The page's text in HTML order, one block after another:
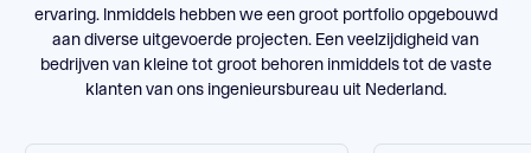
ervaring. Inmiddels hebben we een groot portfolio opgebouwd
aan diverse uitgevoerde projecten. Een veelzijdigheid van
bedrijven van kleine tot groot behoren inmiddels tot de vaste
klanten van ons ingenieursbureau uit Nederland.